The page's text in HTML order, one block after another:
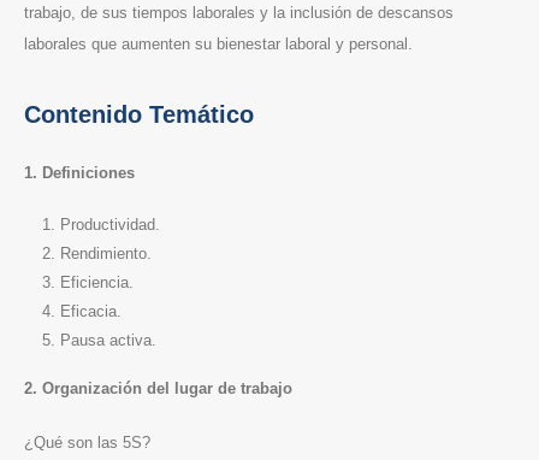
trabajo, de sus tiempos laborales y la inclusión de descansos
laborales que aumenten su bienestar laboral y personal.
Contenido Temático
1. Definiciones
Productividad.
Rendimiento.
Eficiencia.
Eficacia.
Pausa activa.
2. Organización del lugar de trabajo
¿Qué son las 5S?